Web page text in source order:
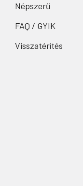
Népszerű
FAQ / GYIK
Visszatérítés